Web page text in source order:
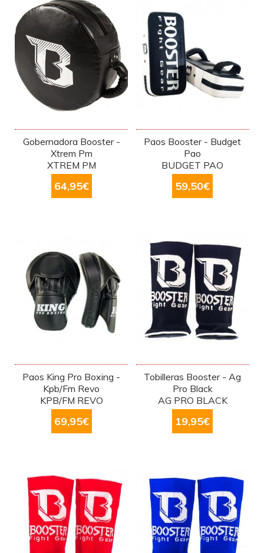
Gobernadora Booster -
Xtrem Pm
XTREM PM
64,95€
Paos Booster - Budget
Pao
BUDGET PAO
59,50€
Paos King Pro Boxing -
Kpb/Fm Revo
KPB/FM REVO
69,95€
Tobilleras Booster - Ag
Pro Black
AG PRO BLACK
19,95€